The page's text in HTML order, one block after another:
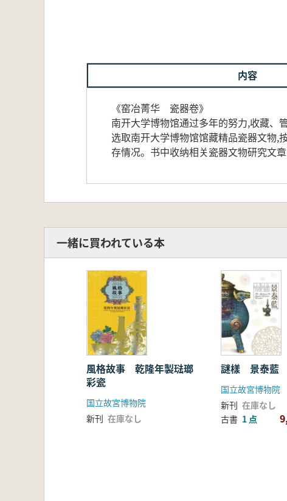
内容
《窑冶菁华 瓷器卷》
南开大学博物馆通过多年的努力,收藏、
选取南开大学博物馆馆藏精品瓷器文物,
存情况。书中收纳相关瓷器文物研究文
一緒に買われている本
風格故事 乾隆年製琺瑯
彩瓷
国立故宮博物院
新刊 在庫なし
謎樣 景泰藍
国立故宮博物院
新刊 在庫なし
古書 1 点